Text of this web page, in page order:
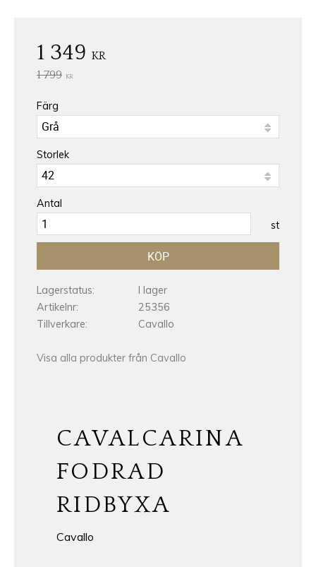
Nedsatt pris:
1 349 KR
Ordinarie pris:
1 799 KR
Färg
Storlek
Antal
st
KÖP
Lagerstatus
I lager
Artikelnr
25356
Tillverkare
Cavallo
Visa alla produkter från Cavallo
CAVALCARINA
FODRAD
RIDBYXA
Cavallo